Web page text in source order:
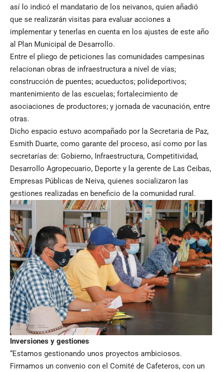
así lo indicó el mandatario de los neivanos, quien añadió
que se realizarán visitas para evaluar acciones a
implementar y tenerlas en cuenta en los ajustes de este año
al Plan Municipal de Desarrollo.
Entre el pliego de peticiones las comunidades campesinas
relacionan obras de infraestructura a nivel de vías;
construcción de puentes; acueductos; polideportivos;
mantenimiento de las escuelas; fortalecimiento de
asociaciones de productores; y jornada de vacunación, entre
otras.
Dicho espacio estuvo acompañado por la Secretaria de Paz,
Esmith Duarte, como garante del proceso, así como por las
secretarías de: Gobierno, Infraestructura, Competitividad,
Desarrollo Agropecuario, Deporte y la gerente de Las Ceibas,
Empresas Públicas de Neiva, quienes socializaron las
gestiones realizadas en beneficio de la comunidad rural.
Inversiones y gestiones
“Estamos gestionando unos proyectos ambiciosos.
Firmamos un convenio con el Comité de Cafeteros, con un